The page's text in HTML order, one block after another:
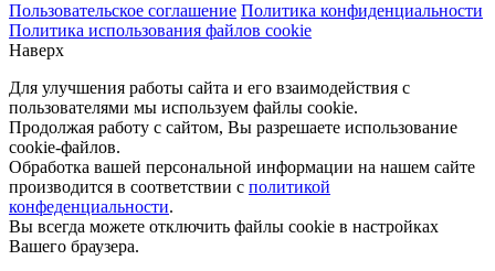
Пользовательское соглашение Политика конфиденциальности
Политика использования файлов cookie
Наверх
Для улучшения работы сайта и его взаимодействия с
пользователями мы используем файлы cookie.
Продолжая работу с сайтом, Вы разрешаете использование
cookie-файлов.
Обработка вашей персональной информации на нашем сайте
производится в соответствии с политикой
конфеденциальности.
Вы всегда можете отключить файлы cookie в настройках
Вашего браузера.